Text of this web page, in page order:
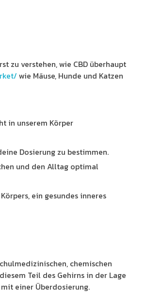
zu verstehen, wie CBD überhaupt
wie Mäuse, Hunde und Katzen
in unserem Körper
Dosierung zu bestimmen.
und den Alltag optimal
ein gesundes inneres
chemischen
Teil des Gehirns in der Lage
einer Überdosierung.